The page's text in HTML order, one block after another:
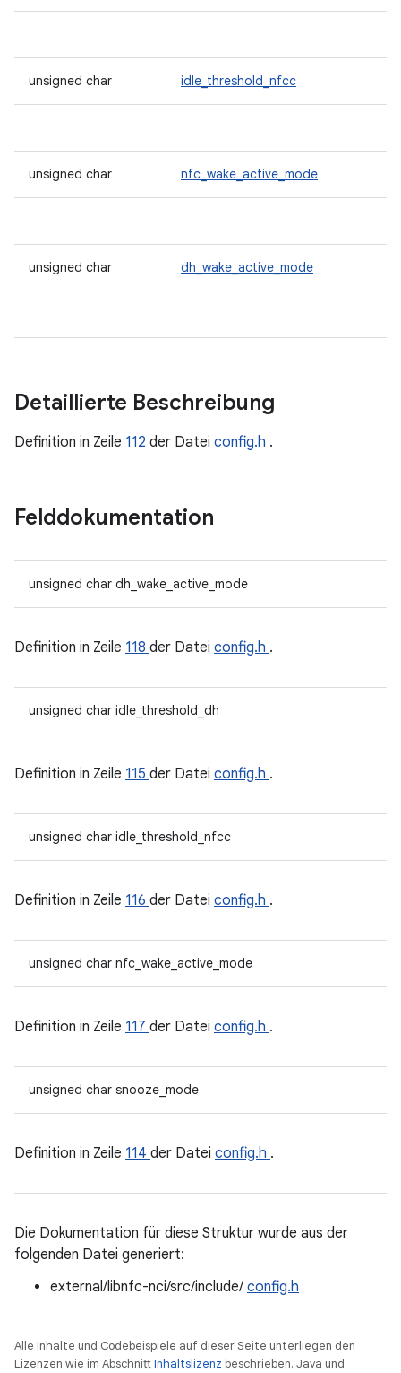
unsigned char idle_threshold_nfcc
unsigned char nfc_wake_active_mode
unsigned char dh_wake_active_mode
Detaillierte Beschreibung
Definition in Zeile 112 der Datei config.h .
Felddokumentation
unsigned char dh_wake_active_mode
Definition in Zeile 118 der Datei config.h .
unsigned char idle_threshold_dh
Definition in Zeile 115 der Datei config.h .
unsigned char idle_threshold_nfcc
Definition in Zeile 116 der Datei config.h .
unsigned char nfc_wake_active_mode
Definition in Zeile 117 der Datei config.h .
unsigned char snooze_mode
Definition in Zeile 114 der Datei config.h .
Die Dokumentation für diese Struktur wurde aus der
folgenden Datei generiert:
external/libnfc-nci/src/include/ config.h
Alle Inhalte und Codebeispiele auf dieser Seite unterliegen den
Lizenzen wie im AbschnittInhaltslizenz beschrieben. Java und